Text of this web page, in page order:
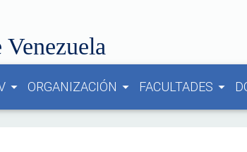
arrow_drop_down ORGANIZACIÓN arrow_drop_down FACULTADES arrow_drop_down